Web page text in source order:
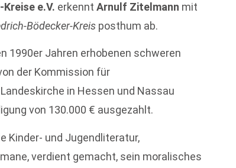
e.V. erkenntArnulf Zitelmann mit
Bödecker-Kreis posthum ab.
1990er Jahren erhobenen schweren
der Kommission für
in Hessen und Nassau
von 130.000 € ausgezahlt.
Kinder- und Jugendliteratur,
verdient gemacht, sein moralisches